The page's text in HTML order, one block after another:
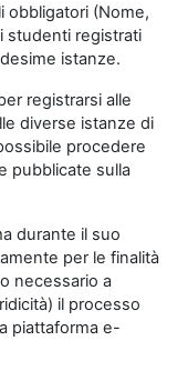
obbligatori (Nome,
studenti registrati
istanze.
registrarsi alle
diverse istanze di
procedere
pubblicate sulla
durante il suo
per le finalità
necessario a
il processo
piattaforma e-